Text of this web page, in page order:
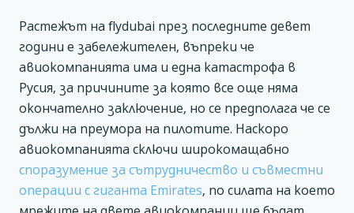
Растежът на flydubai през последните девет
години е забележителен, въпреки че
авиокомпанията има и една катастрофа в
Русия, за причините за която все още няма
окончателно заключение, но се предполага че се
дължи на преумора на пилотите. Наскоро
авиокомпанията сключи широкомащабно
споразумение за сътрудничество и съвместни
операции с гиганта Emirates, по силата на което